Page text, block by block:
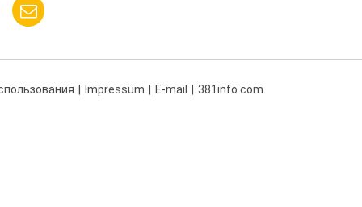
Impressum E-mail 381info.com